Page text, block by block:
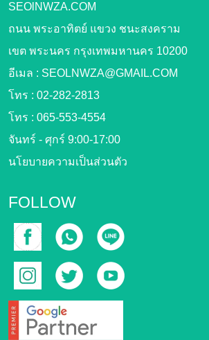
SEOlNWZA.COM
ถนน พระอาทิตย์ แขวง ชนะสงคราม
เขต พระนคร กรุงเทพมหานคร 10200
อีเมล : SEOLNWZA@GMAIL.COM
โทร : 02-282-2813
โทร : 065-553-4554
จันทร์ - ศุกร์ 9:00-17:00
นโยบายความเป็นส่วนตัว
FOLLOW